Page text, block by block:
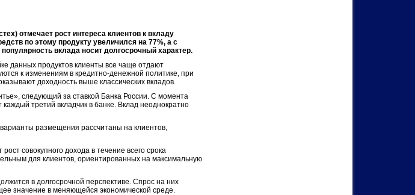
отмечает рост интереса клиентов к вкладу
по этому продукту увеличился на 77%, а с
вклада носит долгосрочный характер.
данных продуктов клиенты все чаще отдают
к изменениям в кредитно-денежной политике, при
доходность выше классических вкладов.
следующий за ставкой Банка России. С момента
третий вкладчик в банке. Вклад неоднократно
размещения рассчитаны на клиентов,
совокупного дохода в течение всего срока
для клиентов, ориентированных на максимальную
в долгосрочной перспективе. Спрос на них
значение в меняющейся экономической среде.